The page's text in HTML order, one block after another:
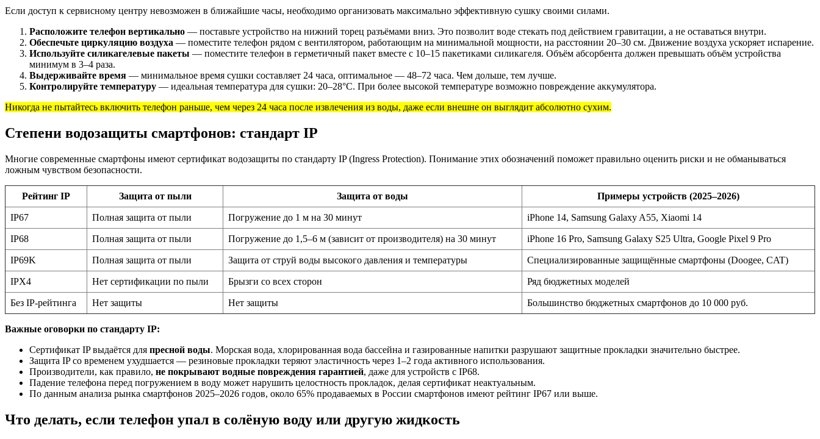
Если доступ к сервисному центру невозможен в ближайшие часы, необходимо организовать максимально эффективную сушку своими силами.
Расположите телефон вертикально — поставьте устройство на нижний торец разъёмами вниз. Это позволит воде стекать под действием гравитации, а не оставаться внутри.
Обеспечьте циркуляцию воздуха — поместите телефон рядом с вентилятором, работающим на минимальной мощности, на расстоянии 20–30 см. Движение воздуха ускоряет испарение.
Используйте силикагелевые пакеты — поместите телефон в герметичный пакет вместе с 10–15 пакетиками силикагеля. Объём абсорбента должен превышать объём устройства
минимум в 3–4 раза.
Выдерживайте время — минимальное время сушки составляет 24 часа, оптимальное — 48–72 часа. Чем дольше, тем лучше.
Контролируйте температуру — идеальная температура для сушки: 20–28°C. При более высокой температуре возможно повреждение аккумулятора.
Никогда не пытайтесь включить телефон раньше, чем через 24 часа после извлечения из воды, даже если внешне он выглядит абсолютно сухим.
Степени водозащиты смартфонов: стандарт IP
Многие современные смартфоны имеют сертификат водозащиты по стандарту IP (Ingress Protection). Понимание этих обозначений поможет правильно оценить риски и не обманываться
ложным чувством безопасности.
Рейтинг IP Защита от пыли Защита от воды Примеры устройств (2025–2026)
IP67 Полная защита от пыли Погружение до 1 м на 30 минут iPhone 14, Samsung Galaxy A55, Xiaomi 14
IP68 Полная защита от пыли Погружение до 1,5–6 м (зависит от производителя) на 30 минут iPhone 16 Pro, Samsung Galaxy S25 Ultra, Google Pixel 9 Pro
IP69K Полная защита от пыли Защита от струй воды высокого давления и температуры Специализированные защищённые смартфоны (Doogee, CAT)
IPX4 Нет сертификации по пыли Брызги со всех сторон Ряд бюджетных моделей
Без IP-рейтинга Нет защиты Нет защиты Большинство бюджетных смартфонов до 10 000 руб.
Важные оговорки по стандарту IP:
Сертификат IP выдаётся для пресной воды. Морская вода, хлорированная вода бассейна и газированные напитки разрушают защитные прокладки значительно быстрее.
Защита IP со временем ухудшается — резиновые прокладки теряют эластичность через 1–2 года активного использования.
Производители, как правило, не покрывают водные повреждения гарантией, даже для устройств с IP68.
Падение телефона перед погружением в воду может нарушить целостность прокладок, делая сертификат неактуальным.
По данным анализа рынка смартфонов 2025–2026 годов, около 65% продаваемых в России смартфонов имеют рейтинг IP67 или выше.
Что делать, если телефон упал в солёную воду или другую жидкость